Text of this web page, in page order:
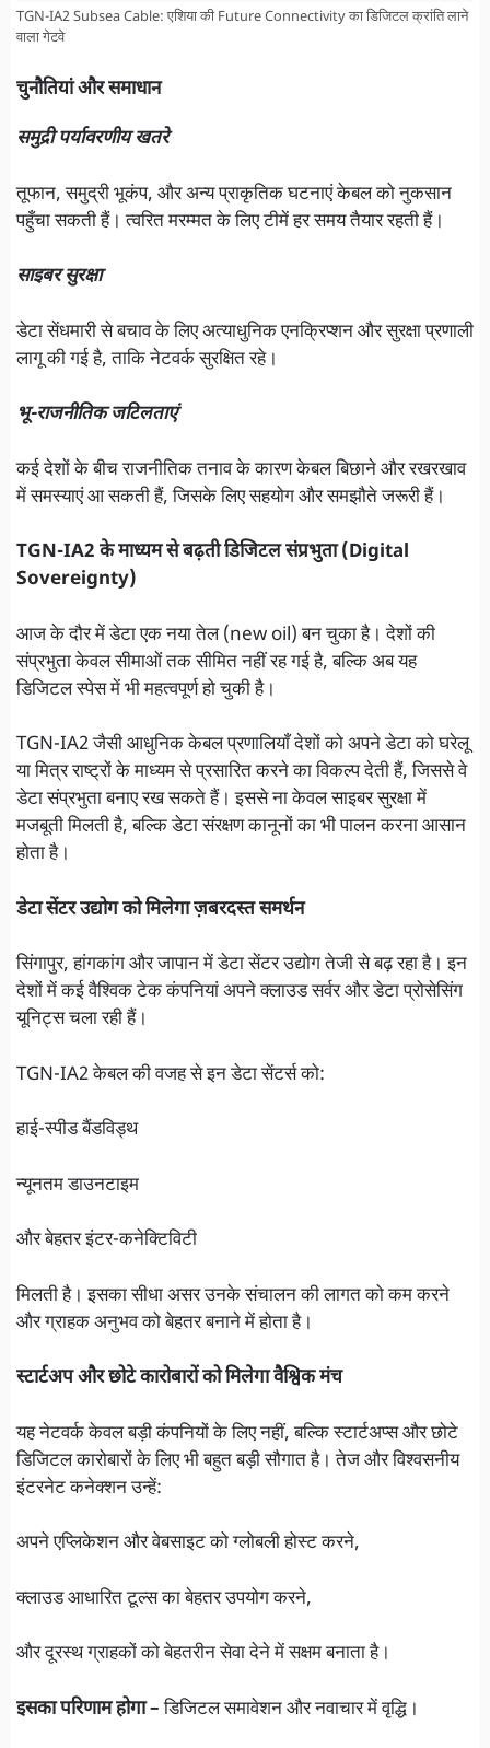
TGN-IA2 Subsea Cable: एशिया की Future Connectivity का डिजिटल क्रांति लाने
वाला गेटवे
चुनौतियां और समाधान
समुद्री पर्यावरणीय खतरे
तूफान, समुद्री भूकंप, और अन्य प्राकृतिक घटनाएं केबल को नुकसान
पहुँचा सकती हैं। त्वरित मरम्मत के लिए टीमें हर समय तैयार रहती हैं।
साइबर सुरक्षा
डेटा सेंधमारी से बचाव के लिए अत्याधुनिक एनक्रिप्शन और सुरक्षा प्रणाली
लागू की गई है, ताकि नेटवर्क सुरक्षित रहे।
भू-राजनीतिक जटिलताएं
कई देशों के बीच राजनीतिक तनाव के कारण केबल बिछाने और रखरखाव
में समस्याएं आ सकती हैं, जिसके लिए सहयोग और समझौते जरूरी हैं।
TGN-IA2 के माध्यम से बढ़ती डिजिटल संप्रभुता (Digital
Sovereignty)
आज के दौर में डेटा एक नया तेल (new oil) बन चुका है। देशों की
संप्रभुता केवल सीमाओं तक सीमित नहीं रह गई है, बल्कि अब यह
डिजिटल स्पेस में भी महत्वपूर्ण हो चुकी है।
TGN-IA2 जैसी आधुनिक केबल प्रणालियाँ देशों को अपने डेटा को घरेलू
या मित्र राष्ट्रों के माध्यम से प्रसारित करने का विकल्प देती हैं, जिससे वे
डेटा संप्रभुता बनाए रख सकते हैं। इससे ना केवल साइबर सुरक्षा में
मजबूती मिलती है, बल्कि डेटा संरक्षण कानूनों का भी पालन करना आसान
होता है।
डेटा सेंटर उद्योग को मिलेगा ज़बरदस्त समर्थन
सिंगापुर, हांगकांग और जापान में डेटा सेंटर उद्योग तेजी से बढ़ रहा है। इन
देशों में कई वैश्विक टेक कंपनियां अपने क्लाउड सर्वर और डेटा प्रोसेसिंग
यूनिट्स चला रही हैं।
TGN-IA2 केबल की वजह से इन डेटा सेंटर्स को:
हाई-स्पीड बैंडविड्थ
न्यूनतम डाउनटाइम
और बेहतर इंटर-कनेक्टिविटी
मिलती है। इसका सीधा असर उनके संचालन की लागत को कम करने
और ग्राहक अनुभव को बेहतर बनाने में होता है।
स्टार्टअप और छोटे कारोबारों को मिलेगा वैश्विक मंच
यह नेटवर्क केवल बड़ी कंपनियों के लिए नहीं, बल्कि स्टार्टअप्स और छोटे
डिजिटल कारोबारों के लिए भी बहुत बड़ी सौगात है। तेज और विश्वसनीय
इंटरनेट कनेक्शन उन्हें:
अपने एप्लिकेशन और वेबसाइट को ग्लोबली होस्ट करने,
क्लाउड आधारित टूल्स का बेहतर उपयोग करने,
और दूरस्थ ग्राहकों को बेहतरीन सेवा देने में सक्षम बनाता है।
इसका परिणाम होगा –डिजिटल समावेशन और नवाचार में वृद्धि।